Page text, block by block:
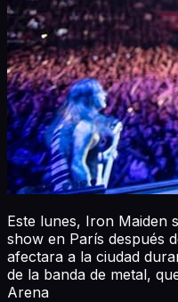
Este lunes, Iron Maiden
show en París después
afectara a la ciudad
de la banda de metal,
Arena